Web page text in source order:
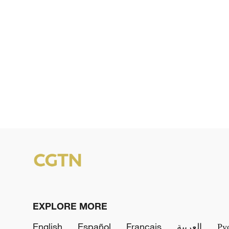
EXPLORE MORE
English
Español Français العربية